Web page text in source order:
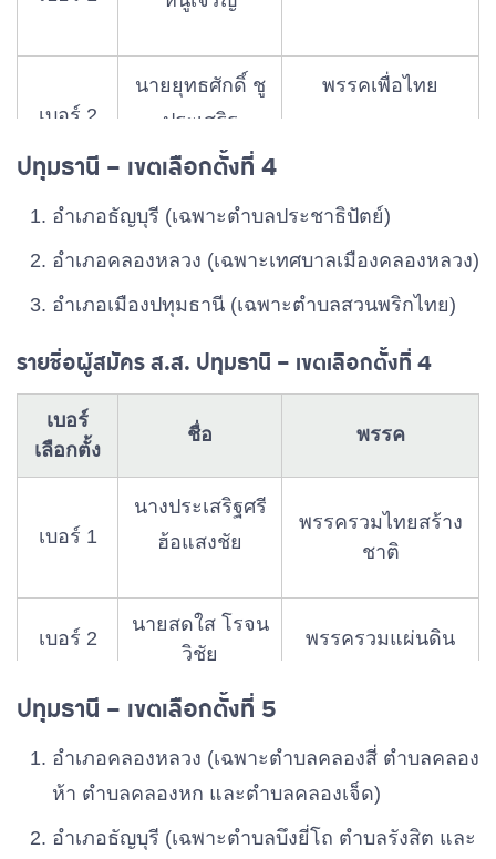
นายวิชัย แก้ว
วัฒนา วงศ์
จันทร์
เบอร์ 8
นายศุภชัย
นพขำ
พรรคเพื่อไทย
เบอร์ 9
นางสาวเจนจิรา
ดำชะไว
พรรคไทยภักดี
เบอร์ 2
นายยุทธศักดิ์ ชู
ประเสริฐ
พรรคเพื่อไทย
นายสุทัศน์
นายปรีชา ชื่น
ชนกพิบูล
เบอร์ 5
จันทนา
ชาติ
สถาพร
พรรคภูมิใจไทย
ทันเจริญ
นายนภัทร โภค
าสัมฤทธิ์
เบอร์ 9
แจ้งเร็ว
พรรคก้าวไกล
เบอร์ 10
นายโชคชนะ
พรรคพลังปวงชน
ปทุมธานี – เขตเลือกตั้งที่ 4
อําเภอธัญบุรี (เฉพาะตําบลประชาธิปัตย์)
อําเภอคลองหลวง (เฉพาะเทศบาลเมืองคลองหลวง)
อําเภอเมืองปทุมธานี (เฉพาะตําบลสวนพริกไทย)
รายชื่อผู้สมัคร ส.ส. ปทุมธานี – เขตเลือกตั้งที่ 4
เบอร์
เลือกตั้ง
ชื่อ พรรค
เบอร์ 1
นางประเสริฐศรี
ฮ้อแสงชัย
พรรครวมไทยสร้าง
ชาติ
เบอร์ 2
นายสดใส โรจน
วิชัย
พรรครวมแผ่นดิน
เบอร์ 3
นายศักดิ์สง่า
เบอร์ 4 นายสุทิน นพขำ พรรคเพื่อไทย
ปทุมธานี – เขตเลือกตั้งที่ 5
อําเภอคลองหลวง (เฉพาะตําบลคลองสี่ ตําบลคลอง
ห้า ตําบลคลองหก และตําบลคลองเจ็ด)
อําเภอธัญบุรี (เฉพาะตําบลบึงยี่โถ ตําบลรังสิต และ